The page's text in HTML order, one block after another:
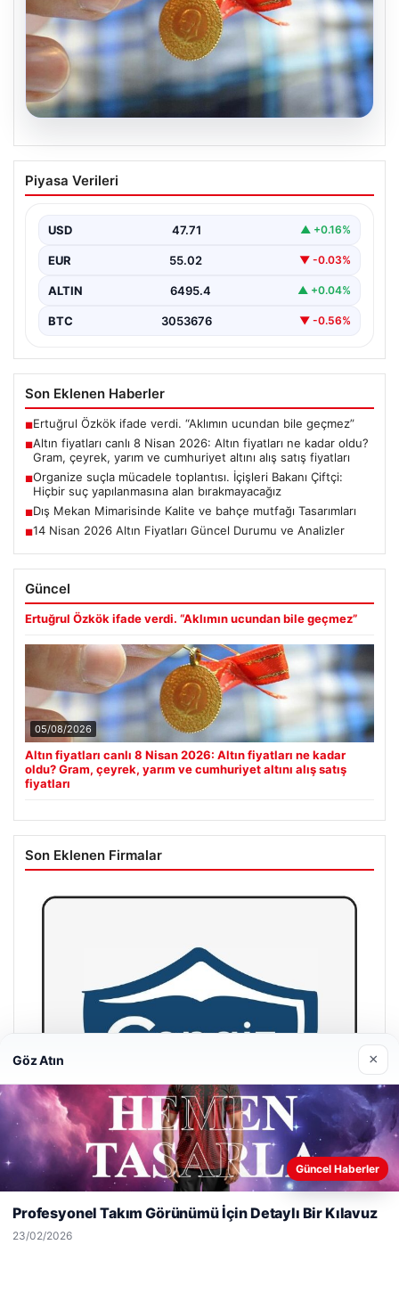
Altın fiyatları canlı 8 Nisan 2026: Altın
fiyatları ne kadar oldu? Gram, çeyrek,
fiyatları
Piyasa Verileri
USD 47.71 ▲ +0.16%
EUR 55.02 ▼ -0.03%
ALTIN 6495.4 ▲ +0.04%
BTC 3053676 ▼ -0.56%
Son Eklenen Haberler
■Ertuğrul Özkök ifade verdi. “Aklımın ucundan bile geçmez”
■Altın fiyatları canlı 8 Nisan 2026: Altın fiyatları ne kadar oldu?
Gram, çeyrek, yarım ve cumhuriyet altını alış satış fiyatları
■Organize suçla mücadele toplantısı. İçişleri Bakanı Çiftçi:
Hiçbir suç yapılanmasına alan bırakmayacağız
■Dış Mekan Mimarisinde Kalite ve bahçe mutfağı Tasarımları
■14 Nisan 2026 Altın Fiyatları Güncel Durumu ve Analizler
Güncel
Ertuğrul Özkök ifade verdi. “Aklımın ucundan bile geçmez”
05/08/2026
Altın fiyatları canlı 8 Nisan 2026: Altın fiyatları ne kadar
oldu? Gram, çeyrek, yarım ve cumhuriyet altını alış satış
fiyatları
Son Eklenen Firmalar
Hastaş Beton
Web sitemizi nasıl kullandığınızı daha iyi anlayabilmek,
deneyiminizi kişiselleştirmek ve geliştirmek amacıyla çerezler
Reddet
Göz Atın ×
Güncel Haberler
Profesyonel Takım Görünümü İçin Detaylı Bir Kılavuz
23/02/2026